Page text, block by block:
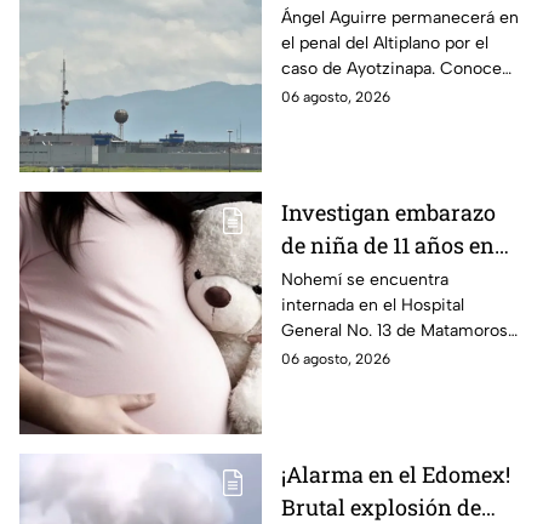
permanecerá Ángel
Aguirre por caso
Ayotzinapa
Ángel Aguirre permanecerá en
el penal del Altiplano por el
caso de Ayotzinapa. Conoce
dónde está, cómo es esta
06 agosto, 2026
Investigan embarazo
de niña de 11 años en
Matamoros,
Tamaulipas; ¿qué pasó
con Nohemí?
Nohemí se encuentra
internada en el Hospital
General No. 13 de Matamoros
tras complicaciones por un
06 agosto, 2026
¡Alarma en el Edomex!
Brutal explosión de